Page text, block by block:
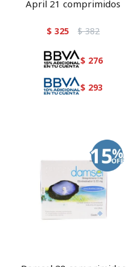
April 21 comprimidos
$ 325 $ 382
$ 276
$ 293